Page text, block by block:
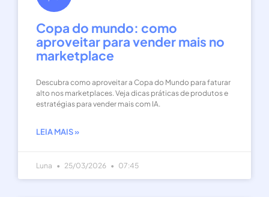
Copa do mundo: como
aproveitar para vender mais no
marketplace
Descubra como aproveitar a Copa do Mundo para faturar
alto nos marketplaces. Veja dicas práticas de produtos e
estratégias para vender mais com IA.
LEIA MAIS »
Luna 25/03/2026 07:45